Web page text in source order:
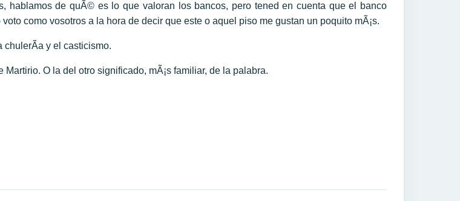
hablamos de quÃ© es lo que valoran los bancos, pero tened en cuenta que el banco
como vosotros a la hora de decir que este o aquel piso me gustan un poquito mÃ¡s.
chulerÃ­a y el casticismo.
Martirio. O la del otro significado, mÃ¡s familiar, de la palabra.